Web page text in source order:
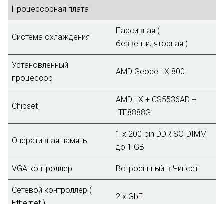
Процессорная плата
Система охлаждения
Пассивная (
безвентиляторная )
Установленный
процессор
AMD Geode LX 800
Chipset
AMD LX + CS5536AD +
ITE8888G
Оперативная память
1 x 200-pin DDR SO-DIMM
до 1 GB
VGA контроллер Встроеннный в Чипсет
Сетевой контроллер (
2 x GbE